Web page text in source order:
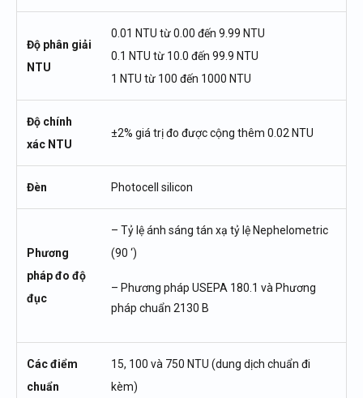
Độ phân giải
NTU
0.01 NTU từ 0.00 đến 9.99 NTU
0.1 NTU từ 10.0 đến 99.9 NTU
1 NTU từ 100 đến 1000 NTU
Độ chính
xác NTU
±2% giá trị đo được cộng thêm 0.02 NTU
Đèn Photocell silicon
Phương
pháp đo độ
đục
– Tỷ lệ ánh sáng tán xạ tỷ lệ Nephelometric
(90 ‘)
– Phương pháp USEPA 180.1 và Phương
pháp chuẩn 2130 B
Các điểm
chuẩn
15, 100 và 750 NTU (dung dịch chuẩn đi
kèm)